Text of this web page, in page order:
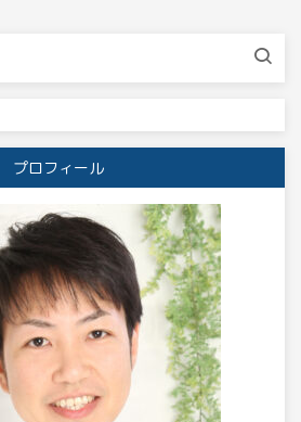
プロフィール